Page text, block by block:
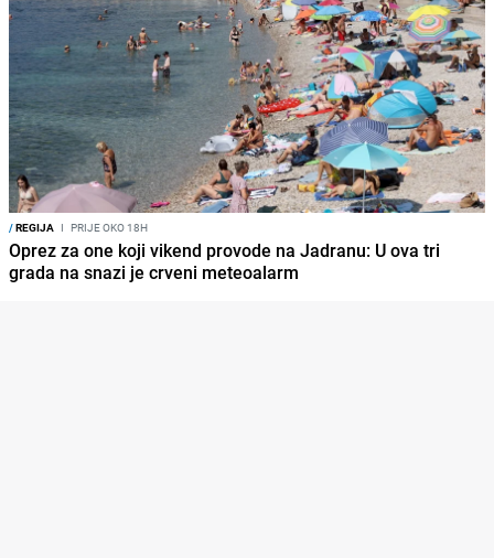
/REGIJA I PRIJE OKO 18H
Oprez za one koji vikend provode na Jadranu: U ova tri
grada na snazi je crveni meteoalarm